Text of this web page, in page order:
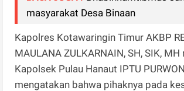
masyarakat Desa Binaan
Kapolres Kotawaringin Timur AKBP
MAULANA ZULKARNAIN, SH, SIK, MH
Kapolsek Pulau Hanaut IPTU
mengatakan bahwa pihaknya pada